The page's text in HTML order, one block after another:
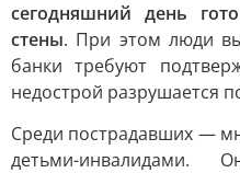
сегодняшний день
стены. При этом люди
банки требуют
недострой разрушается
Среди пострадавших —
детьми-инвалидами.